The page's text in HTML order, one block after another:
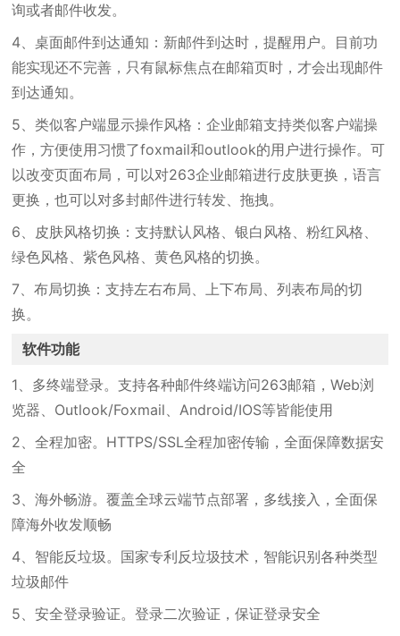
询或者邮件收发。
4、桌面邮件到达通知：新邮件到达时，提醒用户。目前功
能实现还不完善，只有鼠标焦点在邮箱页时，才会出现邮件
到达通知。
5、类似客户端显示操作风格：企业邮箱支持类似客户端操
作，方便使用习惯了foxmail和outlook的用户进行操作。可
以改变页面布局，可以对263企业邮箱进行皮肤更换，语言
更换，也可以对多封邮件进行转发、拖拽。
6、皮肤风格切换：支持默认风格、银白风格、粉红风格、
绿色风格、紫色风格、黄色风格的切换。
7、布局切换：支持左右布局、上下布局、列表布局的切
换。
软件功能
1、多终端登录。支持各种邮件终端访问263邮箱，Web浏
览器、Outlook/Foxmail、Android/IOS等皆能使用
2、全程加密。HTTPS/SSL全程加密传输，全面保障数据安
全
3、海外畅游。覆盖全球云端节点部署，多线接入，全面保
障海外收发顺畅
4、智能反垃圾。国家专利反垃圾技术，智能识别各种类型
垃圾邮件
5、安全登录验证。登录二次验证，保证登录安全